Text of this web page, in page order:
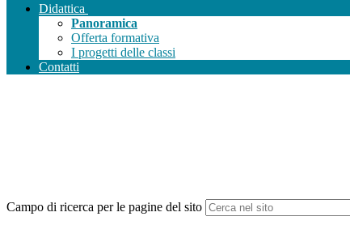
Didattica
Panoramica
Offerta formativa
I progetti delle classi
Contatti
Campo di ricerca per le pagine del sito